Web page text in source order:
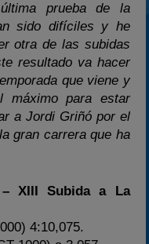
prueba de la
sido difíciles y he
otra de las subidas
resultado va hacer
que viene y
máximo para estar
a Jordi Griñó por el
gran carrera que ha
– XIII Subida a La
4:10,075.